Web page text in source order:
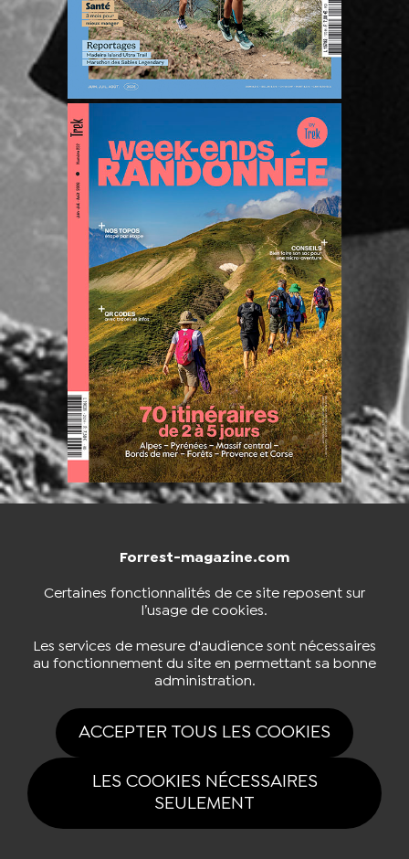
Forrest-magazine.com
Certaines fonctionnalités de ce site reposent sur
l’usage de cookies.
Les services de mesure d'audience sont nécessaires
au fonctionnement du site en permettant sa bonne
administration.
ACCEPTER TOUS LES COOKIES
LES COOKIES NÉCESSAIRES
SEULEMENT
NOUS CONTACTER BOUTIQUE
Tous drois réservés Forrest-magazine.com 2026 |
Politique de confidentialité|Gestion des cookies